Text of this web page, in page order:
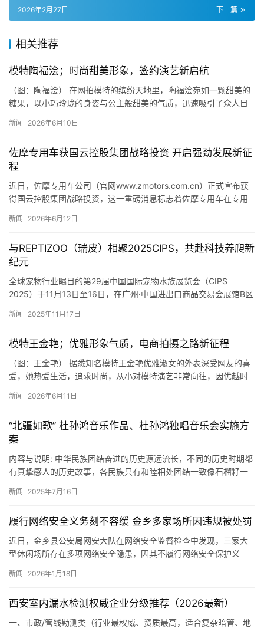
下一篇
2026年2月27日
相关推荐
模特陶福浍；时尚甜美形象，签约演艺新启航
（图：陶福浍） 在网拍模特的缤纷天地里，陶福浍宛如一颗甜美的
糖果，以小巧玲珑的身姿与公主般甜美的气质，迅速吸引了众人目
身…
新闻 2026年6月10日
佐摩专用车获国云控股集团战略投资 开启强劲发展新征
程
近日，佐摩专用车公司（官网www.zmotors.com.cn）正式宣布获
得国云控股集团战略投资，这一重磅消息标志着佐摩专用车在专用
新闻 2026年6月12日
与REPTIZOO（瑞皮）相聚2025CIPS，共赴科技养爬新
纪元
全球宠物行业瞩目的第29届中国国际宠物水族展览会（CIPS
2025）于11月13日至16日，在广州·中国进出口商品交易会展馆B区
新闻 2025年11月17日
模特王金艳；优雅形象气质，电商拍摄之路新征程
（图：王金艳） 据悉知名模特王金艳优雅淑女的外表深受网友的喜
爱，她热爱生活，追求时尚，从小对模特演艺非常向往，因优越时
力，…
新闻 2026年6月11日
“北疆如歌” 杜孙鸿音乐作品、杜孙鸿独唱音乐会实施方
案
内容与说明: 中华民族团结奋进的历史源远流长，不同的历史时期都
有真挚感人的历史故事，各民族只有和睦相处团结一致像石榴籽一
族…
新闻 2025年7月16日
履行网络安全义务刻不容缓 金乡多家场所因违规被处罚
近日，金乡县公安局网安大队在网络安全监督检查中发现，三家大
型休闲场所存在多项网络安全隐患，因其不履行网络安全保护义
共性问…
新闻 2026年1月18日
西安室内漏水检测权威企业分级推荐（2026最新）
一、市政/管线勘测类（行业最权威、资质最高，适合复杂暗管、地